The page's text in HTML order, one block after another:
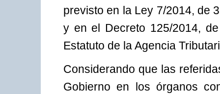
previsto en la Ley 7/2014, de
y en el Decreto 125/2014,
Estatuto de la Agencia
Considerando que las
Gobierno en los órganos